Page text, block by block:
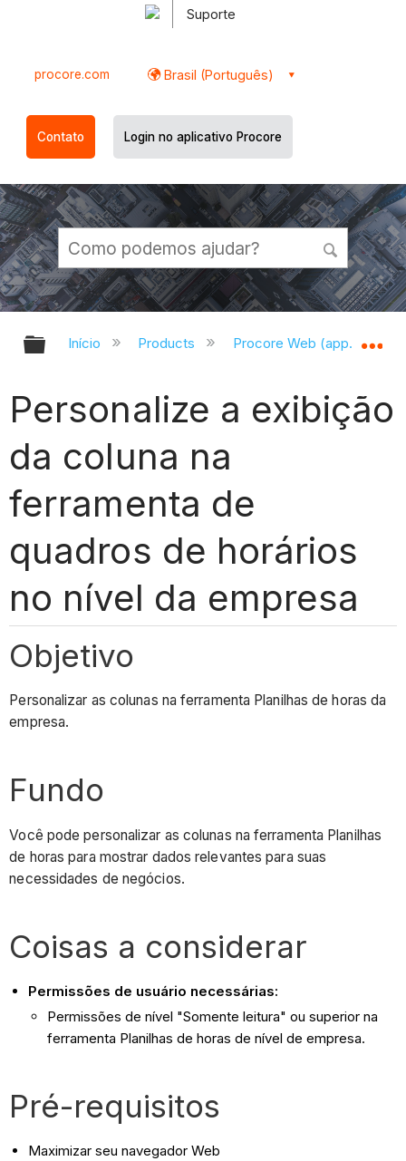
Suporte
procore.com Brasil (Português)
Contato Login no aplicativo Procore
Expandir/recolher hierarquia
Início Products Procore Web
Personalize a exibição
da coluna na
ferramenta de
quadros de horários
no nível da empresa
Objetivo
Personalizar as colunas na ferramenta Planilhas de horas da
empresa.
Fundo
Você pode personalizar as colunas na ferramenta Planilhas
de horas para mostrar dados relevantes para suas
necessidades de negócios.
Coisas a considerar
Permissões de usuário necessárias:
Permissões de nível "Somente leitura" ou superior na
ferramenta Planilhas de horas de nível de empresa.
Pré-requisitos
Maximizar seu navegador Web